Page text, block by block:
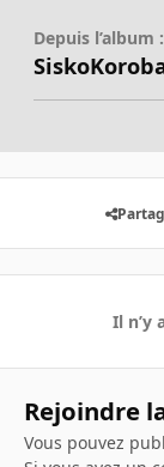
Depuis l’album :
Il n’y
Rejoindre
Vous pouvez